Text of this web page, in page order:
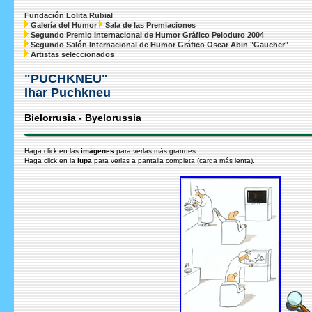
Fundación Lolita Rubial
Galería del Humor
Sala de las Premiaciones
Segundo Premio Internacional de Humor Gráfico Peloduro 2004
Segundo Salón Internacional de Humor Gráfico Oscar Abin "Gaucher"
Artistas seleccionados
"PUCHKNEU"
Ihar Puchkneu
Bielorrusia - Byelorussia
Haga click en las imágenes para verlas más grandes.
Haga click en la lupa para verlas a pantalla completa (carga más lenta).